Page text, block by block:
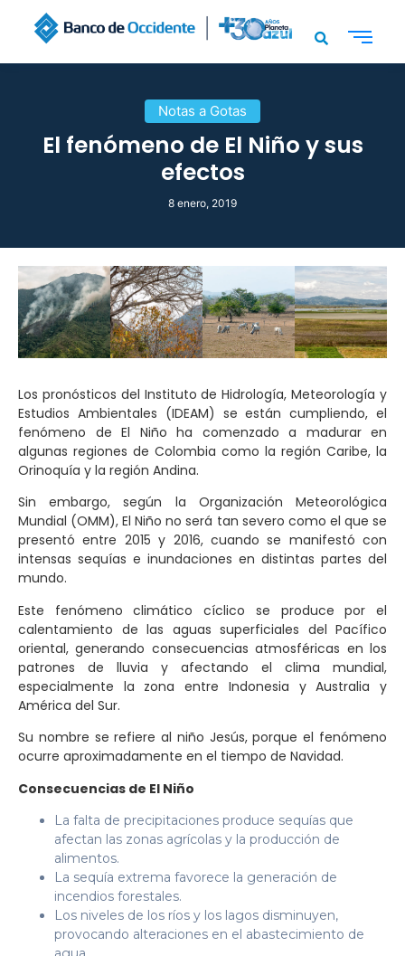
Notas a Gotas
El fenómeno de El Niño y sus
efectos
8 enero, 2019
Los pronósticos del Instituto de Hidrología, Meteorología y
Estudios Ambientales (IDEAM) se están cumpliendo, el
fenómeno de El Niño ha comenzado a madurar en
algunas regiones de Colombia como la región Caribe, la
Orinoquía y la región Andina.
Sin embargo, según la Organización Meteorológica
Mundial (OMM), El Niño no será tan severo como el que se
presentó entre 2015 y 2016, cuando se manifestó con
intensas sequías e inundaciones en distintas partes del
mundo.
Este fenómeno climático cíclico se produce por el
calentamiento de las aguas superficiales del Pacífico
oriental, generando consecuencias atmosféricas en los
patrones de lluvia y afectando el clima mundial,
especialmente la zona entre Indonesia y Australia y
América del Sur.
Su nombre se refiere al niño Jesús, porque el fenómeno
ocurre aproximadamente en el tiempo de Navidad.
Consecuencias de El Niño
La falta de precipitaciones produce sequías que
afectan las zonas agrícolas y la producción de
alimentos.
La sequía extrema favorece la generación de
incendios forestales.
Los niveles de los ríos y los lagos disminuyen,
provocando alteraciones en el abastecimiento de